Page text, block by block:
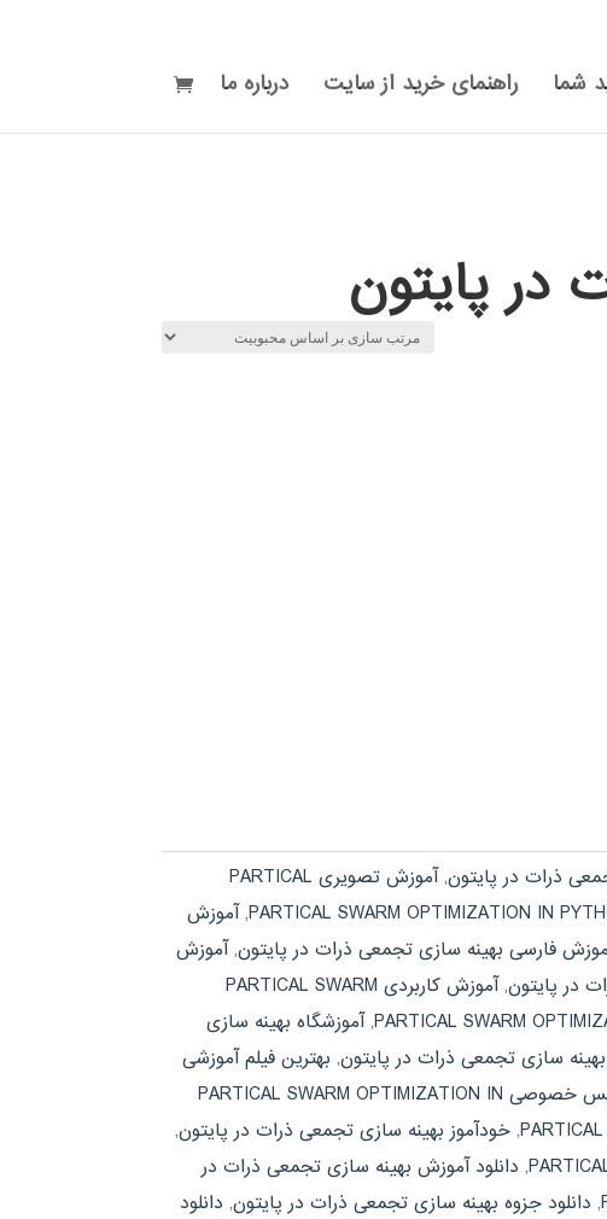
شما راهنمای خرید از سایت درباره ما
در پایتون
ذرات در پایتون,
آموزش تصویری PARTICAL
,آموزش
فارسی بهینه سازی تجمعی ذرات در پایتون,آموزش
در پایتون,
آموزش کاربردی PARTICAL SWARM
,آموزشگاه بهینه سازی
سازی تجمعی ذرات در پایتون, بهترین فیلم آموزشی
تدریس خصوصی PARTICAL SWARM OPTIMIZATION IN
,خودآموز بهینه سازی تجمعی ذرات در پایتون,
, دانلود آموزش بهینه سازی تجمعی ذرات در
, دانلود جزوه بهینه سازی تجمعی ذرات در پایتون, دانلود